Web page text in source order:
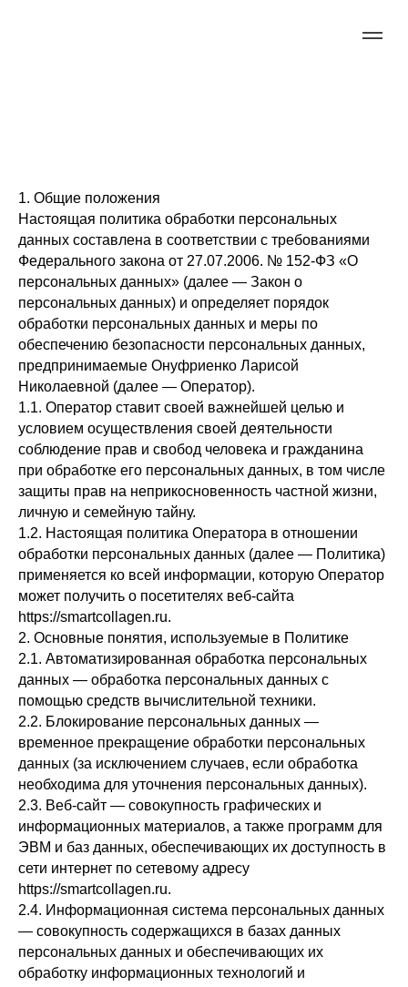
Политика в отношении
обработки
персональных данных
1. Общие положения
Настоящая политика обработки персональных
данных составлена в соответствии с требованиями
Федерального закона от 27.07.2006. № 152-ФЗ «О
персональных данных» (далее — Закон о
персональных данных) и определяет порядок
обработки персональных данных и меры по
обеспечению безопасности персональных данных,
предпринимаемые Онуфриенко Ларисой
Николаевной (далее — Оператор).
1.1. Оператор ставит своей важнейшей целью и
условием осуществления своей деятельности
соблюдение прав и свобод человека и гражданина
при обработке его персональных данных, в том числе
защиты прав на неприкосновенность частной жизни,
личную и семейную тайну.
1.2. Настоящая политика Оператора в отношении
обработки персональных данных (далее — Политика)
применяется ко всей информации, которую Оператор
может получить о посетителях веб-сайта
https://smartcollagen.ru.
2. Основные понятия, используемые в Политике
2.1. Автоматизированная обработка персональных
данных — обработка персональных данных с
помощью средств вычислительной техники.
2.2. Блокирование персональных данных —
временное прекращение обработки персональных
данных (за исключением случаев, если обработка
необходима для уточнения персональных данных).
2.3. Веб-сайт — совокупность графических и
информационных материалов, а также программ для
ЭВМ и баз данных, обеспечивающих их доступность в
сети интернет по сетевому адресу
https://smartcollagen.ru.
2.4. Информационная система персональных данных
— совокупность содержащихся в базах данных
персональных данных и обеспечивающих их
обработку информационных технологий и